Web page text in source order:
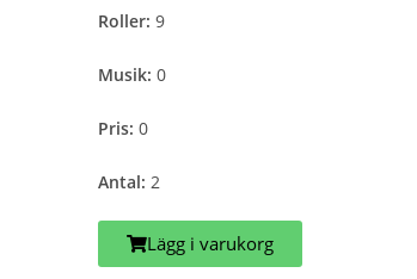
Roller: 9
Musik: 0
Pris: 0
Antal: 2
Lägg i varukorg